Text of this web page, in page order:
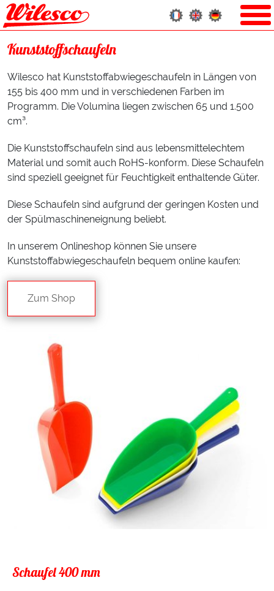
Kunststoffschaufeln
Wilesco hat Kunststoffabwiegeschaufeln in Längen von
155 bis 400 mm und in verschiedenen Farben im
Programm. Die Volumina liegen zwischen 65 und 1.500
cm³.
Die Kunststoffschaufeln sind aus lebensmittelechtem
Material und somit auch RoHS-konform. Diese Schaufeln
sind speziell geeignet für Feuchtigkeit enthaltende Güter.
Diese Schaufeln sind aufgrund der geringen Kosten und
der Spülmaschineneignung beliebt.
In unserem Onlineshop können Sie unsere
Kunststoffabwiegeschaufeln bequem online kaufen:
Zum Shop
Schaufel 400 mm